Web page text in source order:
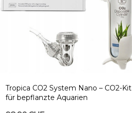
Tropica CO2 System Nano – CO2-Kit
für bepflanzte Aquarien